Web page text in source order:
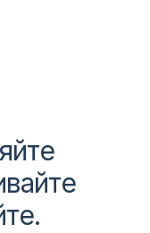
.